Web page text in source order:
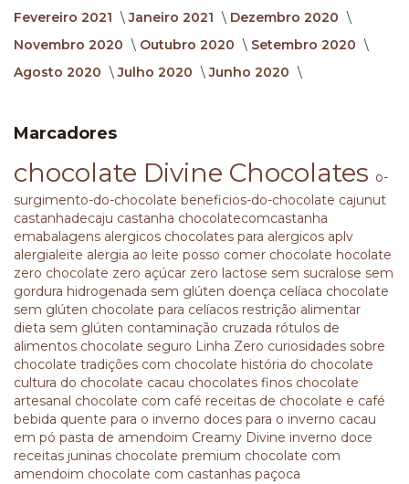
Fevereiro 2021
Janeiro 2021
Dezembro 2020
Novembro 2020
Outubro 2020
Setembro 2020
Agosto 2020
Julho 2020 Junho 2020
Marcadores
chocolate Divine Chocolates o-
surgimento-do-chocolate beneficios-do-chocolate cajunut
castanhadecaju castanha chocolatecomcastanha
emabalagens alergicos chocolates para alergicos aplv
alergialeite alergia ao leite posso comer chocolate hocolate
zero chocolate zero açúcar zero lactose sem sucralose sem
gordura hidrogenada sem glúten doença celíaca chocolate
sem glúten chocolate para celíacos restrição alimentar
dieta sem glúten contaminação cruzada rótulos de
alimentos chocolate seguro Linha Zero curiosidades sobre
chocolate tradições com chocolate história do chocolate
cultura do chocolate cacau chocolates finos chocolate
artesanal chocolate com café receitas de chocolate e café
bebida quente para o inverno doces para o inverno cacau
em pó pasta de amendoim Creamy Divine inverno doce
receitas juninas chocolate premium chocolate com
amendoim chocolate com castanhas paçoca